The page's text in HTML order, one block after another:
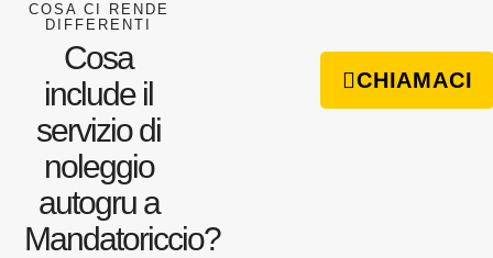
COSA CI RENDE
DIFFERENTI
Cosa
include il
servizio di
noleggio
autogru a
Mandatoriccio?
CHIAMACI